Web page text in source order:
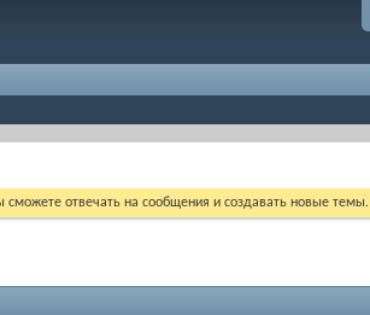
сможете отвечать на сообщения и создавать новые темы.